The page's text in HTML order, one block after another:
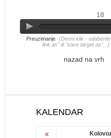
18
Preuzimanje (Desni klik -
link as" ili "save target as"...)
nazad na vrh
KALENDAR
«
Zaboravili ste